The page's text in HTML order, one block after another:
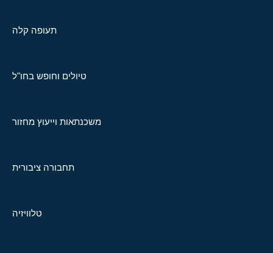
תעופה קלה
טיולים וחופש בחו"ל
משכנתאות וייעוץ מחזור
תחבורה ציבורית
טלוויזיה